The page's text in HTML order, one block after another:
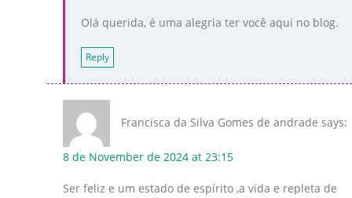
Olá querida, é uma alegria ter você aqui no blog.
Reply
Francisca da Silva Gomes de andrade says:
8 de November de 2024 at 23:15
Ser feliz e um estado de espírito ,a vida e repleta de